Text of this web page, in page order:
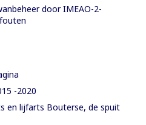
door IMEAO-2-
-2020
en lijfarts Bouterse, de spuit